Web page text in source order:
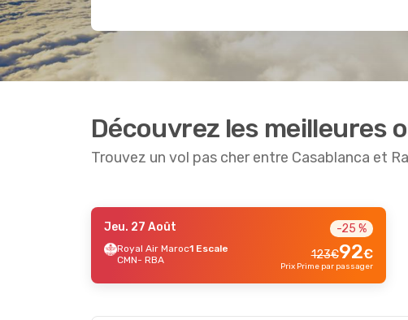
Découvrez les meilleures
Trouvez un vol pas cher entre Casablanca et
- Mar. 8 Sept.
1 Escale
Transavia France1 Escale
530€
Jeu. 27 Août
Royal Air Maroc1 Escale
CMN- RBA
-25 %
123€92€
Prix Prime par passager